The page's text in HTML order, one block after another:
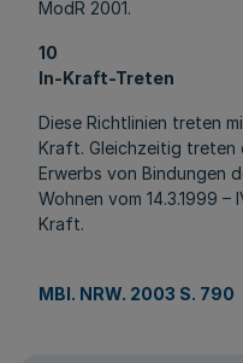
ModR 2001.
10
In-Kraft-Treten
Diese Richtlinien treten
Kraft. Gleichzeitig treten
Erwerbs von Bindungen
Wohnen vom 14.3.1999 –
Kraft.
MBl. NRW. 2003 S. 790